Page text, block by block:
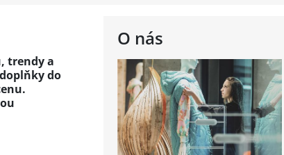
O nás
trendy a
do